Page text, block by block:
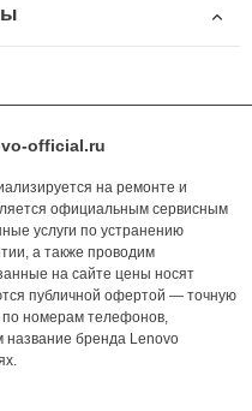
official.ru
на ремонте и
официальным сервисным
услуги по устранению
а также проводим
на сайте цены носят
публичной офертой — точную
по номерам телефонов,
бренда Lenovo